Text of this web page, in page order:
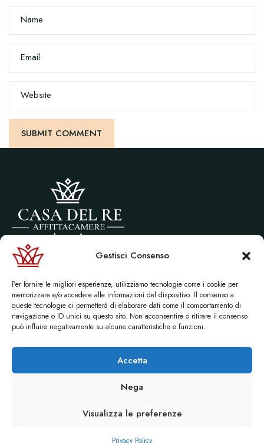
Gestisci Consenso
Per fornire le migliori esperienze, utilizziamo tecnologie come i cookie per
memorizzare e/o accedere alle informazioni del dispositivo. Il consenso a
queste tecnologie ci permetterà di elaborare dati come il comportamento di
navigazione o ID unici su questo sito. Non acconsentire o ritirare il consenso
può influire negativamente su alcune caratteristiche e funzioni.
Accetta
Nega
Visualizza le preferenze
Privacy Policy
Name
Email
Website
Via littorio, 10 Castel di Tusa (ME)
© 2026 Affittacamere “Casa del re” | Sito creato da:Maurizio Alfieri
+39 347 5794423